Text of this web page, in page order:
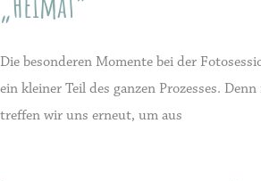
„Heimat“
Die besonderen Momente bei der
ein kleiner Teil des ganzen Prozesses.
treffen wir uns erneut, um aus